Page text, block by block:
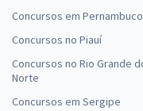
Concursos em Pernambuco
Concursos no Piauí
Concursos no Rio Grande
Norte
Concursos em Sergipe